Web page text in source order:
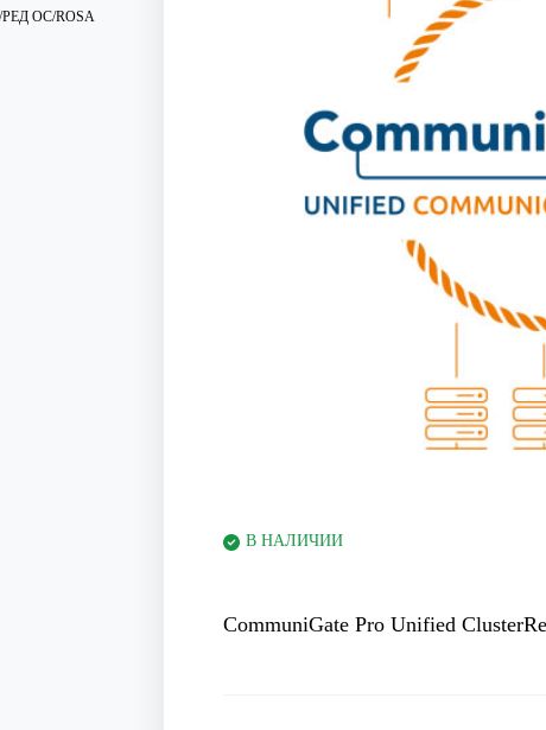
РЕД ОС/ROSA
В НАЛИЧИИ
CommuniGate Pro Unified